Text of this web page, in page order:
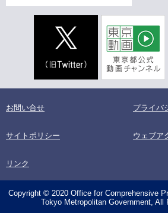
お問い合せ プライバ
サイトポリシー ウェブア
リンク
Copyright © 2020 Office for Comprehensive
Tokyo Metropolitan Government, All